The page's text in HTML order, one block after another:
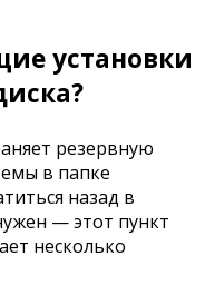
установки
резервную
в папке
назад в
— этот пункт
несколько